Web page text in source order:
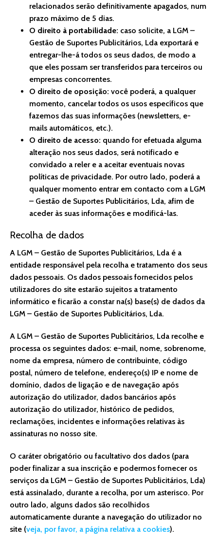
relacionados serão definitivamente apagados, num
prazo máximo de 5 dias.
O direito à portabilidade: caso solicite, a LGM –
Gestão de Suportes Publicitários, Lda exportará e
entregar-lhe-á todos os seus dados, de modo a
que eles possam ser transferidos para terceiros ou
empresas concorrentes.
O direito de oposição: você poderá, a qualquer
momento, cancelar todos os usos específicos que
fazemos das suas informações (newsletters, e-
mails automáticos, etc.).
O direito de acesso: quando for efetuada alguma
alteração nos seus dados, será notificado e
convidado a reler e a aceitar eventuais novas
políticas de privacidade. Por outro lado, poderá a
qualquer momento entrar em contacto com a LGM
– Gestão de Suportes Publicitários, Lda, afim de
aceder às suas informações e modificá-las.
Recolha de dados
A LGM – Gestão de Suportes Publicitários, Lda é a
entidade responsável pela recolha e tratamento dos seus
dados pessoais. Os dados pessoais fornecidos pelos
utilizadores do site estarão sujeitos a tratamento
informático e ficarão a constar na(s) base(s) de dados da
LGM – Gestão de Suportes Publicitários, Lda.
A LGM – Gestão de Suportes Publicitários, Lda recolhe e
processa os seguintes dados: e-mail, nome, sobrenome,
nome da empresa, número de contribuinte, código
postal, número de telefone, endereço(s) IP e nome de
domínio, dados de ligação e de navegação após
autorização do utilizador, dados bancários após
autorização do utilizador, histórico de pedidos,
reclamações, incidentes e informações relativas às
assinaturas no nosso site.
O caráter obrigatório ou facultativo dos dados (para
poder finalizar a sua inscrição e podermos fornecer os
serviços da LGM – Gestão de Suportes Publicitários, Lda)
está assinalado, durante a recolha, por um asterisco. Por
outro lado, alguns dados são recolhidos
automaticamente durante a navegação do utilizador no
site (veja, por favor, a página relativa a cookies).